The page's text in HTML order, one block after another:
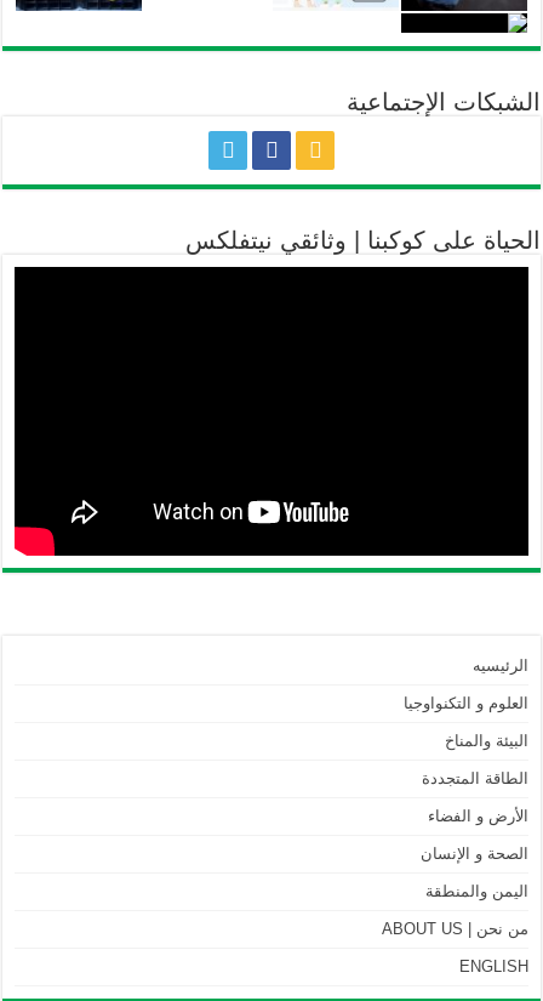
الشبكات الإجتماعية
الحياة على كوكبنا | وثائقي نيتفلكس
الرئيسيه
العلوم و التكنواوجيا
البيئة والمناخ
الطاقة المتجددة
الأرض و الفضاء
الصحة و الإنسان
اليمن والمنطقة
من نحن | ABOUT US
ENGLISH